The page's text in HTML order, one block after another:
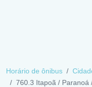
Horário de ônibus
760.3 Itapoã / Paranoá